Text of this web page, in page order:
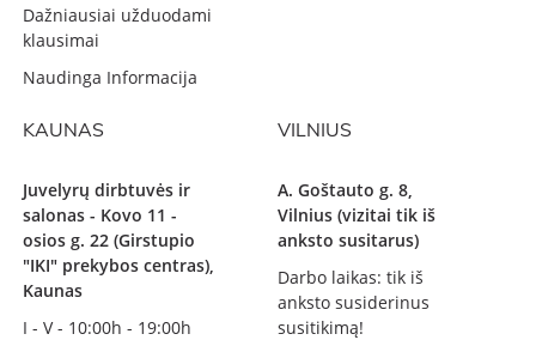
Dažniausiai užduodami
klausimai
Naudinga Informacija
KAUNAS
Juvelyrų dirbtuvės ir
salonas - Kovo 11 -
osios g. 22 (Girstupio
"IKI" prekybos centras),
Kaunas
I - V - 10:00h - 19:00h
VILNIUS
A. Goštauto g. 8,
Vilnius (vizitai tik iš
anksto susitarus)
Darbo laikas: tik iš
anksto susiderinus
susitikimą!